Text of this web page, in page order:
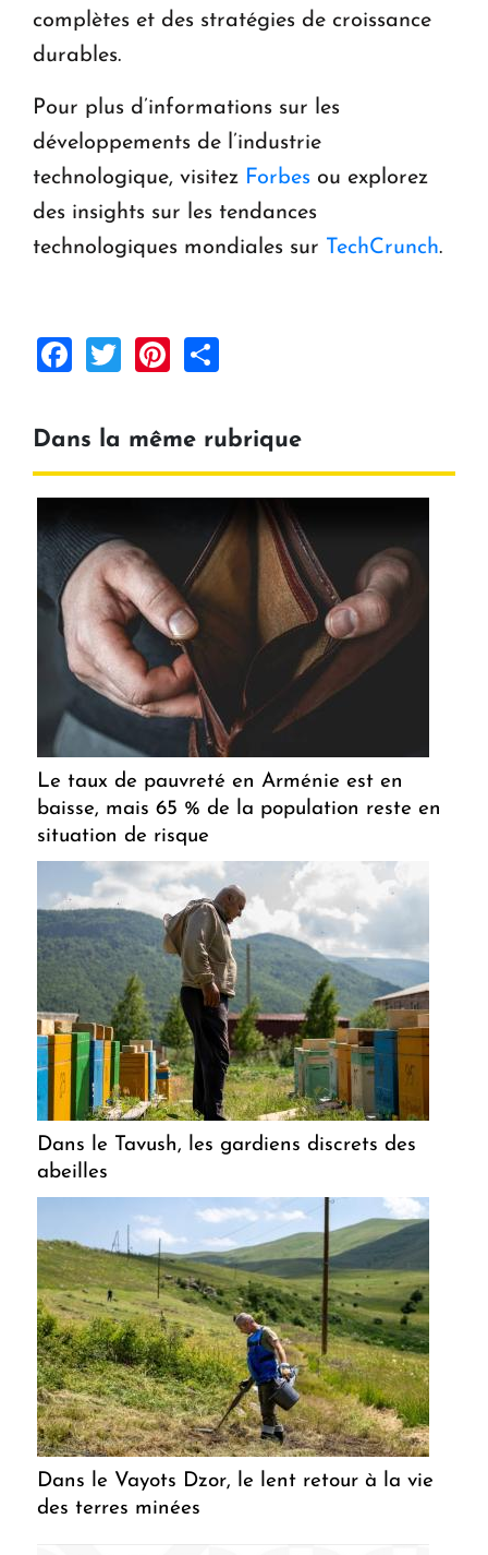
complètes et des stratégies de croissance
durables.
Pour plus d’informations sur les
développements de l’industrie
technologique, visitez Forbes ou explorez
des insights sur les tendances
technologiques mondiales sur TechCrunch.
Facebook
TwitterPinterest
Dans la même rubrique
Le taux de pauvreté en Arménie est en
baisse, mais 65 % de la population reste en
situation de risque
Dans le Tavush, les gardiens discrets des
abeilles
Dans le Vayots Dzor, le lent retour à la vie
des terres minées